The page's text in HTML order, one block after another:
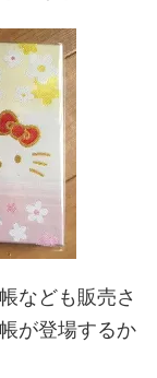
なども販売さ
が登場するか